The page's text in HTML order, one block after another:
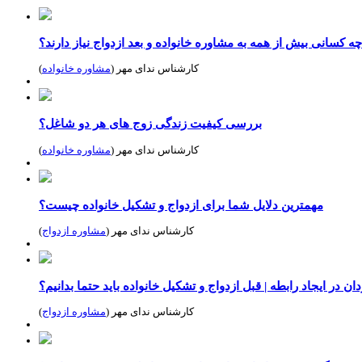
چه کسانی بیش از همه به مشاوره خانواده و بعد ازدواج نیاز دارند؟
کارشناس ندای مهر (مشاوره خانواده)
بررسی کیفیت زندگی زوج های هر دو شاغل؟
کارشناس ندای مهر (مشاوره خانواده)
مهمترین دلایل شما برای ازدواج و تشکیل خانواده چیست؟
کارشناس ندای مهر (مشاوره ازدواج)
در ایجاد رابطه | قبل ازدواج و تشکیل خانواده باید حتما بدانیم؟
کارشناس ندای مهر (مشاوره ازدواج)